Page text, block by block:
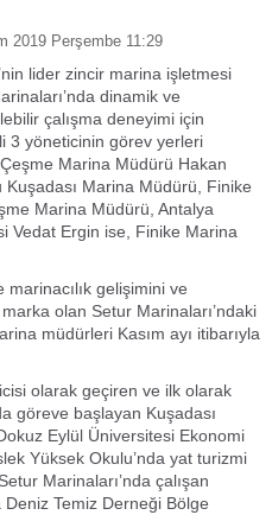
2019 Perşembe 11:29
lider zincir marina işletmesi
dinamik ve
çalışma deneyimi için
3 yöneticinin görev yerleri
Marina Müdürü Hakan
Kuşadası Marina Müdürü, Finike
Marina Müdürü, Antalya
Vedat Ergin ise, Finike Marina
marinacılık gelişimini ve
olan Setur Marinaları’ndaki
müdürleri Kasım ayı itibarıyla
olarak geçiren ve ilk olarak
göreve başlayan Kuşadası
Eylül Üniversitesi Ekonomi
Yüksek Okulu’nda yat turizmi
Marinaları’nda çalışan
Temiz Derneği Bölge